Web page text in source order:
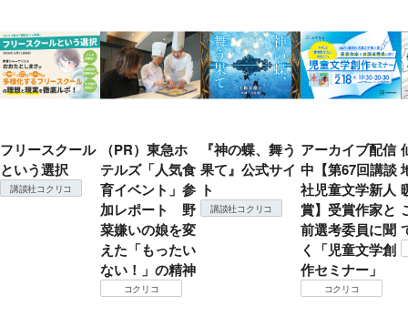
フリースクール
という選択
講談社コクリコ
（PR）東急ホ
テルズ「人気食
育イベント」参
加レポート 野
菜嫌いの娘を変
えた「もったい
ない！」の精神
コクリコ
『神の蝶、舞う
果て』公式サイ
ト
講談社コクリコ
アーカイブ配信
中【第67回講談
社児童文学新人
賞】受賞作家と
前選考委員に聞
く「児童文学創
作セミナー」
コクリコ